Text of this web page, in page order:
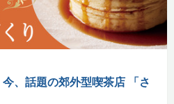
、話題の郊外型喫茶店 「さ